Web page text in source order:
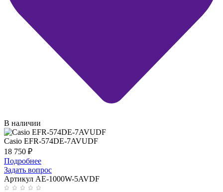
В наличии
Casio EFR-574DE-7AVUDF
18 750 ₽
Подробнее
Задать вопрос
Артикул AE-1000W-5AVDF